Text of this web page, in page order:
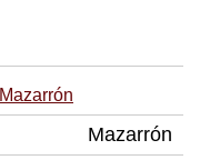
Mazarrón
Mazarrón